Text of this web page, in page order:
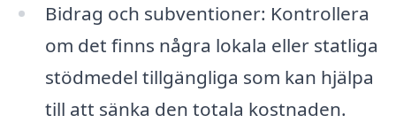
Bidrag och subventioner: Kontrollera
om det finns några lokala eller statliga
stödmedel tillgängliga som kan hjälpa
till att sänka den totala kostnaden.